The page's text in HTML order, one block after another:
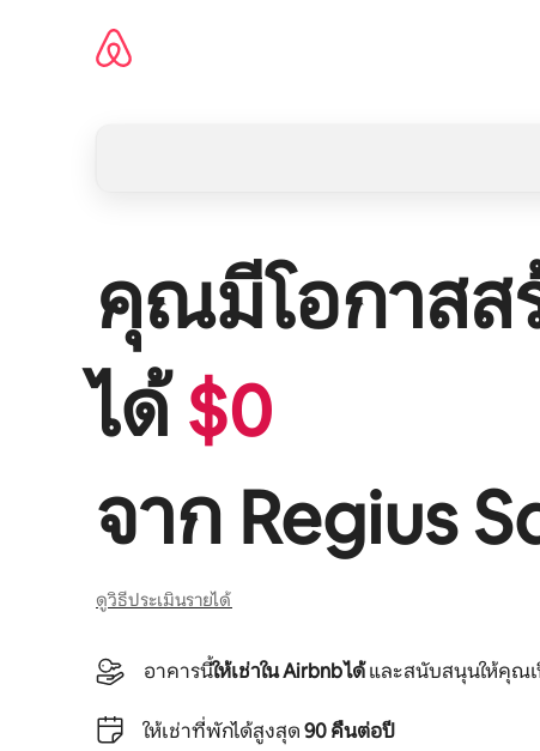
คุณมีโอกาสส
ได้$0
จาก Regius
ดูวิธีประเมินรายได้
อาคารนี้ให้เช่าใน Airbnb ได้และสนับสนุนให้คุณเ
ให้เช่าที่พักได้สูงสุด90 คืนต่อปี